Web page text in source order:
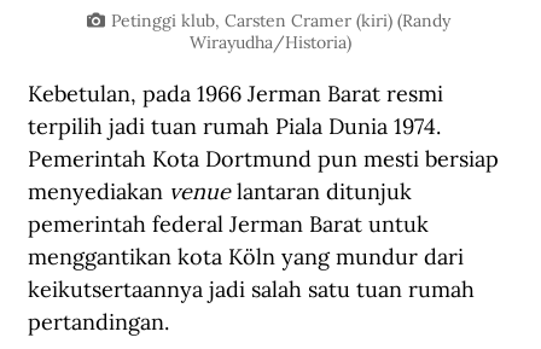
Petinggi klub, Carsten Cramer (kiri) (Randy
Wirayudha/Historia)
Kebetulan, pada 1966 Jerman Barat resmi
terpilih jadi tuan rumah Piala Dunia 1974.
Pemerintah Kota Dortmund pun mesti bersiap
menyediakan venue lantaran ditunjuk
pemerintah federal Jerman Barat untuk
menggantikan kota Köln yang mundur dari
keikutsertaannya jadi salah satu tuan rumah
pertandingan.